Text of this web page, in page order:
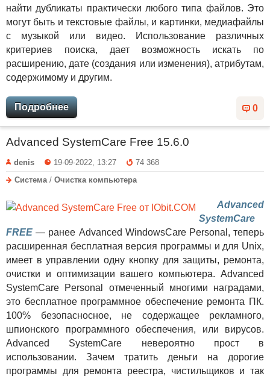
найти дубликаты практически любого типа файлов. Это
могут быть и текстовые файлы, и картинки, медиафайлы
с музыкой или видео. Использование различных
критериев поиска, дает возможность искать по
расширению, дате (создания или изменения), атрибутам,
содержимому и другим.
0
Подробнее
Advanced SystemCare Free 15.6.0
denis 19-09-2022, 13:27
74 368
Система/ Очистка компьютера
Advanced
SystemCare
FREE — ранее Advanced WindowsCare Personal, теперь
расширенная бесплатная версия программы и для Unix,
имеет в управлении одну кнопку для защиты, ремонта,
очистки и оптимизации вашего компьютера. Advanced
SystemCare Personal отмеченный многими наградами,
это бесплатное программное обеспечение ремонта ПК.
100% безопасносное, не содержащее рекламного,
шпионского программного обеспечения, или вирусов.
Advanced SystemCare невероятно прост в
использовании. Зачем тратить деньги на дорогие
программы для ремонта реестра, чистильщиков и так